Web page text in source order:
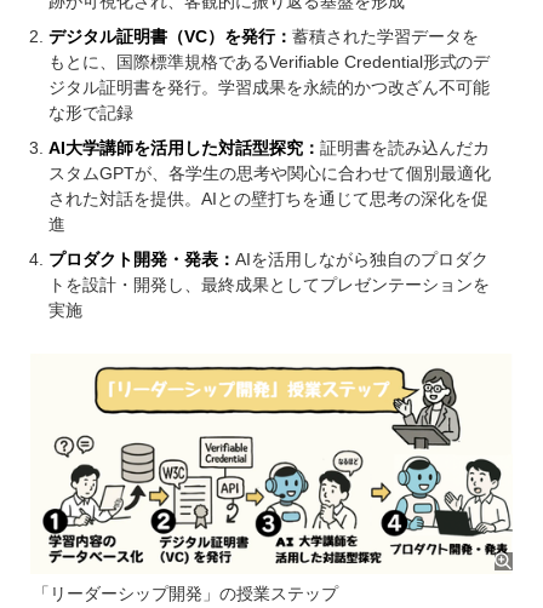
デジタル証明書（VC）を発行： 蓄積された学習データを
もとに、国際標準規格であるVerifiable Credential形式のデ
ジタル証明書を発行。学習成果を永続的かつ改ざん不可能
な形で記録
AI大学講師を活用した対話型探究： 証明書を読み込んだカ
スタムGPTが、各学生の思考や関心に合わせて個別最適化
された対話を提供。AIとの壁打ちを通じて思考の深化を促
進
プロダクト開発・発表： AIを活用しながら独自のプロダク
トを設計・開発し、最終成果としてプレゼンテーションを
実施
「リーダーシップ開発」の授業ステップ